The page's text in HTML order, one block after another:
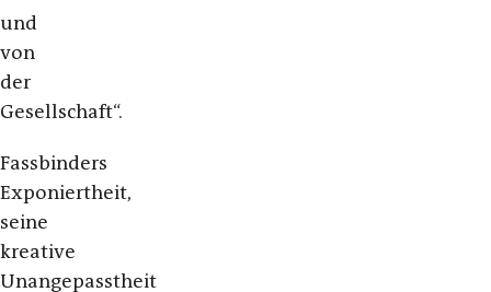
und
von
der
Gesellschaft“.
Fassbinders
Exponiertheit,
seine
kreative
Unangepasstheit